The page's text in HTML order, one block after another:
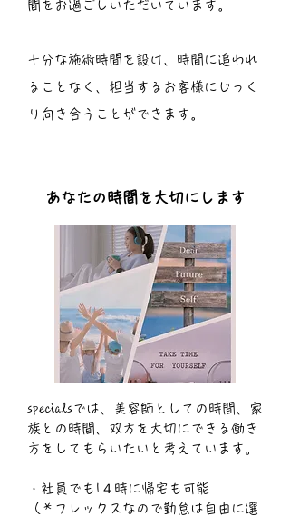
間をお過ごしいただいています。
​十分な施術時間を設け、時間に追われ
ることなく、担当するお客様にじっく
り向き合うことができます。
あなたの時間を大切にします
specialsでは、美容師としての時間、家
族との時間、双方を大切にできる働き
方をしてもらいたいと考えています。
・社員でも1４時に帰宅も可能
（＊フレックスなので勤怠は自由に選